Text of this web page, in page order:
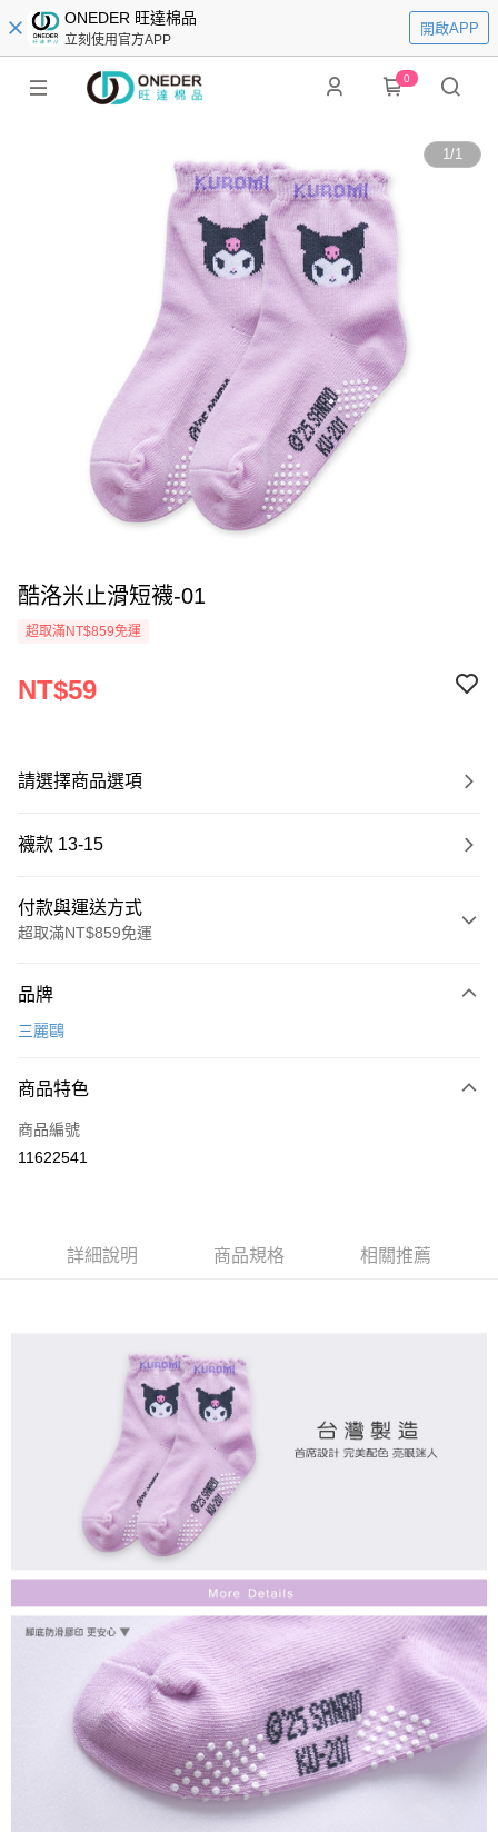
ONEDER 旺達棉品
立刻使用官方APP
開啟APP
0
1/1
酷洛米止滑短襪-01
超取滿NT$859免運
NT$59
請選擇商品選項
襪款 13-15
付款與運送方式
超取滿NT$859免運
信用卡一次付款
LINE Pay
Apple Pay
ATM付款
每筆NT$80，滿NT$899(含以上)免運費
每筆NT$80，滿NT$859(含以上)免運費
7-11取貨付款
每筆NT$80，滿NT$899(含以上)免運費
付款後7-11取貨
每筆NT$80，滿NT$859(含以上)免運費
宅配
每筆NT$85，滿NT$859(含以上)免運費
品牌
三麗鷗
商品特色
商品編號
11622541
詳細說明 商品規格 相關推薦